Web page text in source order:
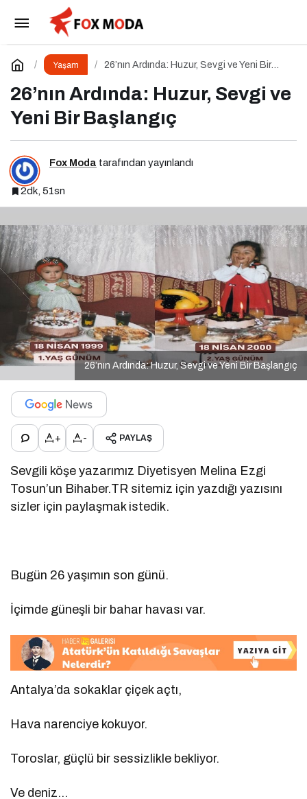
Yaşam
26’nın Ardında: Huzur, Sevgi ve Yeni Bir
26’nın Ardında: Huzur, Sevgi ve
Yeni Bir Başlangıç
Fox Moda tarafından yayınlandı
2dk, 51sn
26’nın Ardında: Huzur, Sevgi ve Yeni Bir Başlangıç
+ - PAYLAŞ
Sevgili köşe yazarımız Diyetisyen Melina Ezgi
Tosun’un Bihaber.TR sitemiz için yazdığı yazısını
sizler için paylaşmak istedik.
Bugün 26 yaşımın son günü.
İçimde güneşli bir bahar havası var.
Antalya’da sokaklar çiçek açtı,
Hava narenciye kokuyor.
Toroslar, güçlü bir sessizlikle bekliyor.
Ve deniz…
Nesli Tükenen Ulukurtlar 12 Bin Yıl Sonra
Hayata Döndürüldü
Yorum Yap